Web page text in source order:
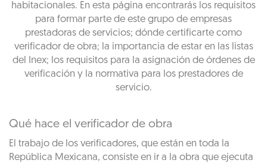
habitacionales. En esta página encontrarás los requisitos
para formar parte de este grupo de empresas
prestadoras de servicios; dónde certificarte como
verificador de obra; la importancia de estar en las listas
del Inex; los requisitos para la asignación de órdenes de
verificación y la normativa para los prestadores de
servicio.
Qué hace el verificador de obra
El trabajo de los verificadores, que están en toda la
República Mexicana, consiste en ir a la obra que ejecuta